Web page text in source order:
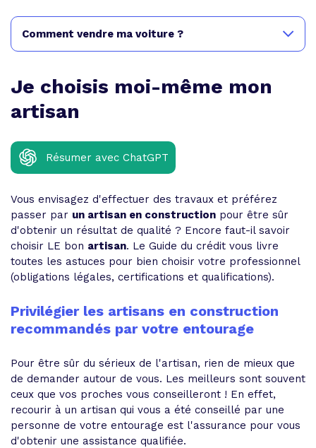
Je choisis moi-même mon
artisan
Résumer avec ChatGPT
Vous envisagez d'effectuer des travaux et préférez
passer par un artisan en construction pour être sûr
d'obtenir un résultat de qualité ? Encore faut-il savoir
choisir LE bon artisan. Le Guide du crédit vous livre
toutes les astuces pour bien choisir votre professionnel
(obligations légales, certifications et qualifications).
Privilégier les artisans en construction
recommandés par votre entourage
Pour être sûr du sérieux de l'artisan, rien de mieux que
de demander autour de vous. Les meilleurs sont souvent
ceux que vos proches vous conseilleront ! En effet,
recourir à un artisan qui vous a été conseillé par une
personne de votre entourage est l'assurance pour vous
d'obtenir une assistance qualifiée.
Comment vendre ma voiture ?